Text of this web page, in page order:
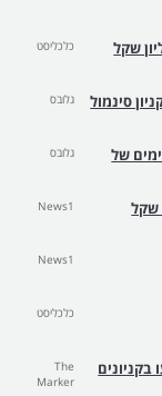
כלכליסט
סינמול
גלובס
עיר ימים של
גלובס
News1
News1
כלכליסט
The
Marker